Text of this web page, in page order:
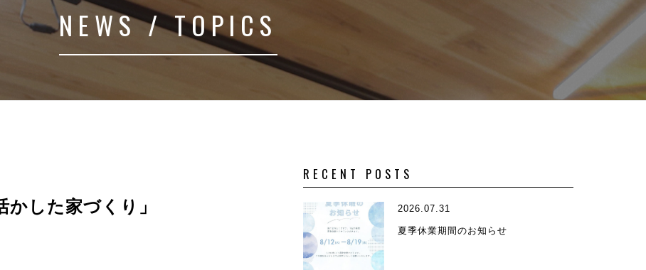
クス
－NEWS／TOPICS
事例集
－GALLERY
NEWS / TOPICS
した家づくり」
RECENT POSTS
2026.07.31
夏季休業期間のお知らせ